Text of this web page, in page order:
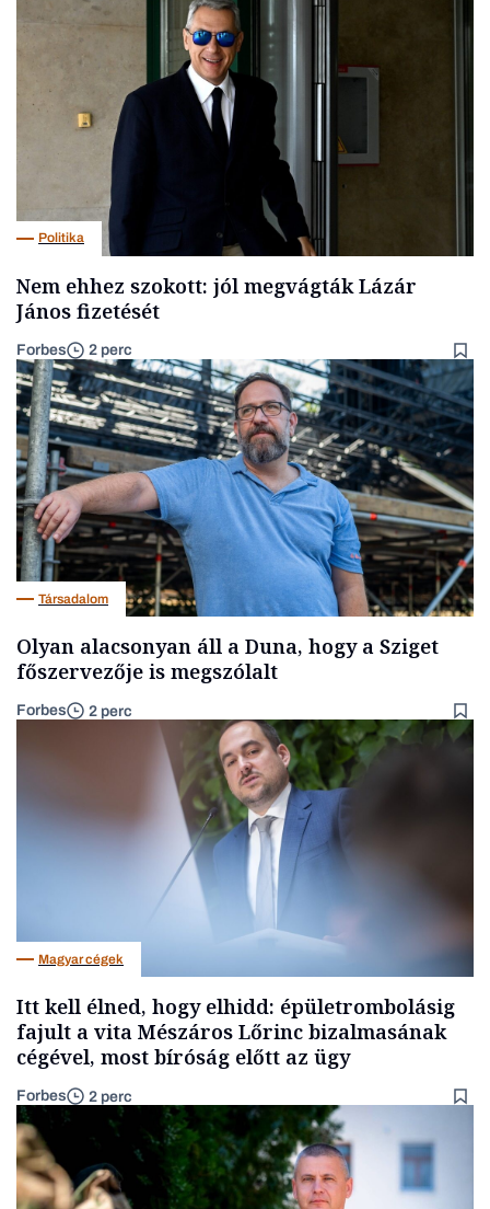
Politika
Nem ehhez szokott: jól megvágták Lázár
János fizetését
Forbes 2 perc
Társadalom
Olyan alacsonyan áll a Duna, hogy a Sziget
főszervezője is megszólalt
Forbes 2 perc
Magyar cégek
Itt kell élned, hogy elhidd: épületrombolásig
fajult a vita Mészáros Lőrinc bizalmasának
cégével, most bíróság előtt az ügy
Forbes 2 perc